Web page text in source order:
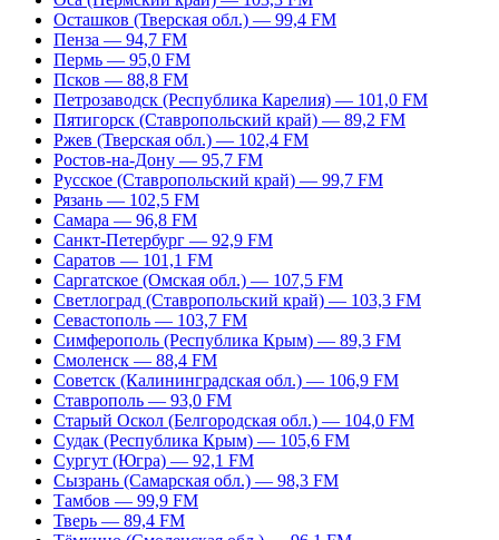
Осташков (Тверская обл.) — 99,4 FM
Пенза — 94,7 FM
Пермь — 95,0 FM
Псков — 88,8 FM
Петрозаводск (Республика Карелия) — 101,0 FM
Пятигорск (Ставропольский край) — 89,2 FM
Ржев (Тверская обл.) — 102,4 FM
Ростов-на-Дону — 95,7 FM
Русское (Ставропольский край) — 99,7 FM
Рязань — 102,5 FM
Самара — 96,8 FM
Санкт-Петербург — 92,9 FM
Саратов — 101,1 FM
Саргатское (Омская обл.) — 107,5 FM
Светлоград (Ставропольский край) — 103,3 FM
Севастополь — 103,7 FM
Симферополь (Республика Крым) — 89,3 FM
Смоленск — 88,4 FM
Советск (Калининградская обл.) — 106,9 FM
Ставрополь — 93,0 FM
Старый Оскол (Белгородская обл.) — 104,0 FM
Судак (Республика Крым) — 105,6 FM
Сургут (Югра) — 92,1 FM
Сызрань (Самарская обл.) — 98,3 FM
Тамбов — 99,9 FM
Тверь — 89,4 FM